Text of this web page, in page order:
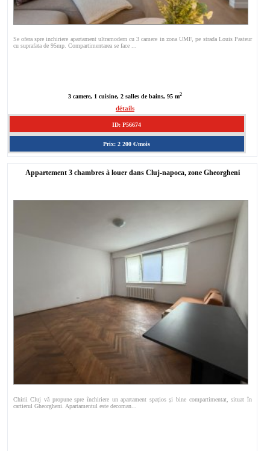
Se ofera spre inchiriere apartament ultramodern cu 3 camere in zona UMF, pe strada Louis Pasteur
cu suprafata de 95mp. Compartimentarea se face ...
3 camere, 1 cuisine, 2 salles de bains, 95 m2
détails
ID: P56674
Prix: 2 200 €/mois
Appartement 3 chambres à louer dans Cluj-napoca, zone Gheorgheni
Chirii Cluj vă propune spre închiriere un apartament spațios și bine compartimentat, situat în
cartierul Gheorgheni. Apartamentul este decoman...